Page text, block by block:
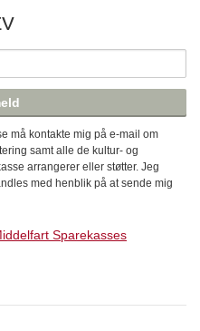
må kontakte mig på e-mail om
samt alle de kultur- og
arrangerer eller støtter. Jeg
med henblik på at sende mig
Sparekasses